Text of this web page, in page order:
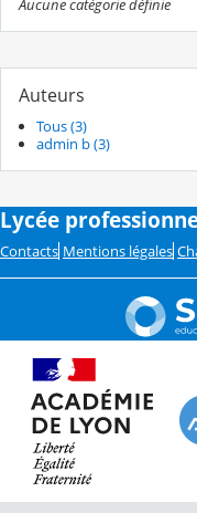
Aucune catégorie définie
Auteurs
Tous (3)
admin b (3)
Lycée
Contacts Mentions légales